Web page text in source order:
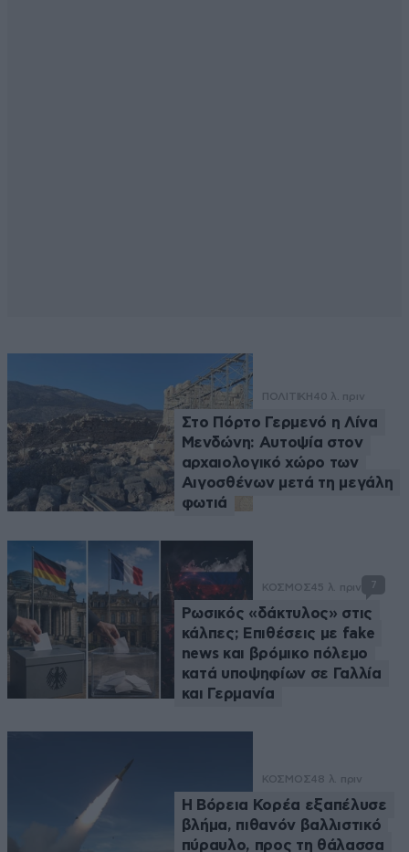
ΠΟΛΙΤΙΚΗ40 λ. πριν
Στο Πόρτο Γερμενό η Λίνα
Μενδώνη: Αυτοψία στον
αρχαιολογικό χώρο των
Αιγοσθένων μετά τη μεγάλη
φωτιά
ΚΟΣΜΟΣ45 λ. πριν 7
Ρωσικός «δάκτυλος» στις
κάλπες; Επιθέσεις με fake
news και βρόμικο πόλεμο
κατά υποψηφίων σε Γαλλία
και Γερμανία
ΚΟΣΜΟΣ48 λ. πριν
Η Βόρεια Κορέα εξαπέλυσε
βλήμα, πιθανόν βαλλιστικό
πύραυλο, προς τη θάλασσα